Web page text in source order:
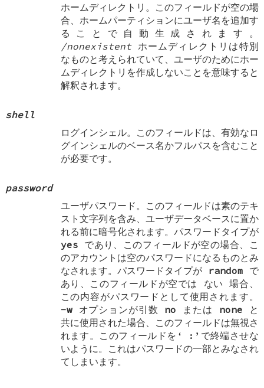
ホームディレクトリ。このフィールドが空の場
合、ホームパーティションにユーザ名を追加す
ることで自動生成されます。
/nonexistentホームディレクトリは特別
なものと考えられていて、ユーザのためにホー
ムディレクトリを作成しないことを意味すると
解釈されます。
shell
ログインシェル。このフィールドは、有効なロ
グインシェルのベース名かフルパスを含むこと
が必要です。
password
ユーザパスワード。このフィールドは素のテキ
スト文字列を含み、ユーザデータベースに置か
れる前に暗号化されます。パスワードタイプが
yes であり、このフィールドが空の場合、こ
のアカウントは空のパスワードになるものとみ
なされます。パスワードタイプが random で
あり、このフィールドが空では ない 場合、
この内容がパスワードとして使用されます。
-wオプションが引数 no または none と
共に使用された場合、このフィールドは無視さ
れます。このフィールドを‘
: ’で終端させな
いように。これはパスワードの一部とみなされ
てしまいます。